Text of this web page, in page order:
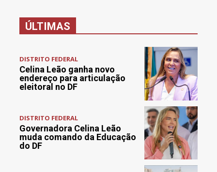
ÚLTIMAS
DISTRITO FEDERAL
Celina Leão ganha novo
endereço para articulação
eleitoral no DF
DISTRITO FEDERAL
Governadora Celina Leão
muda comando da Educação
do DF